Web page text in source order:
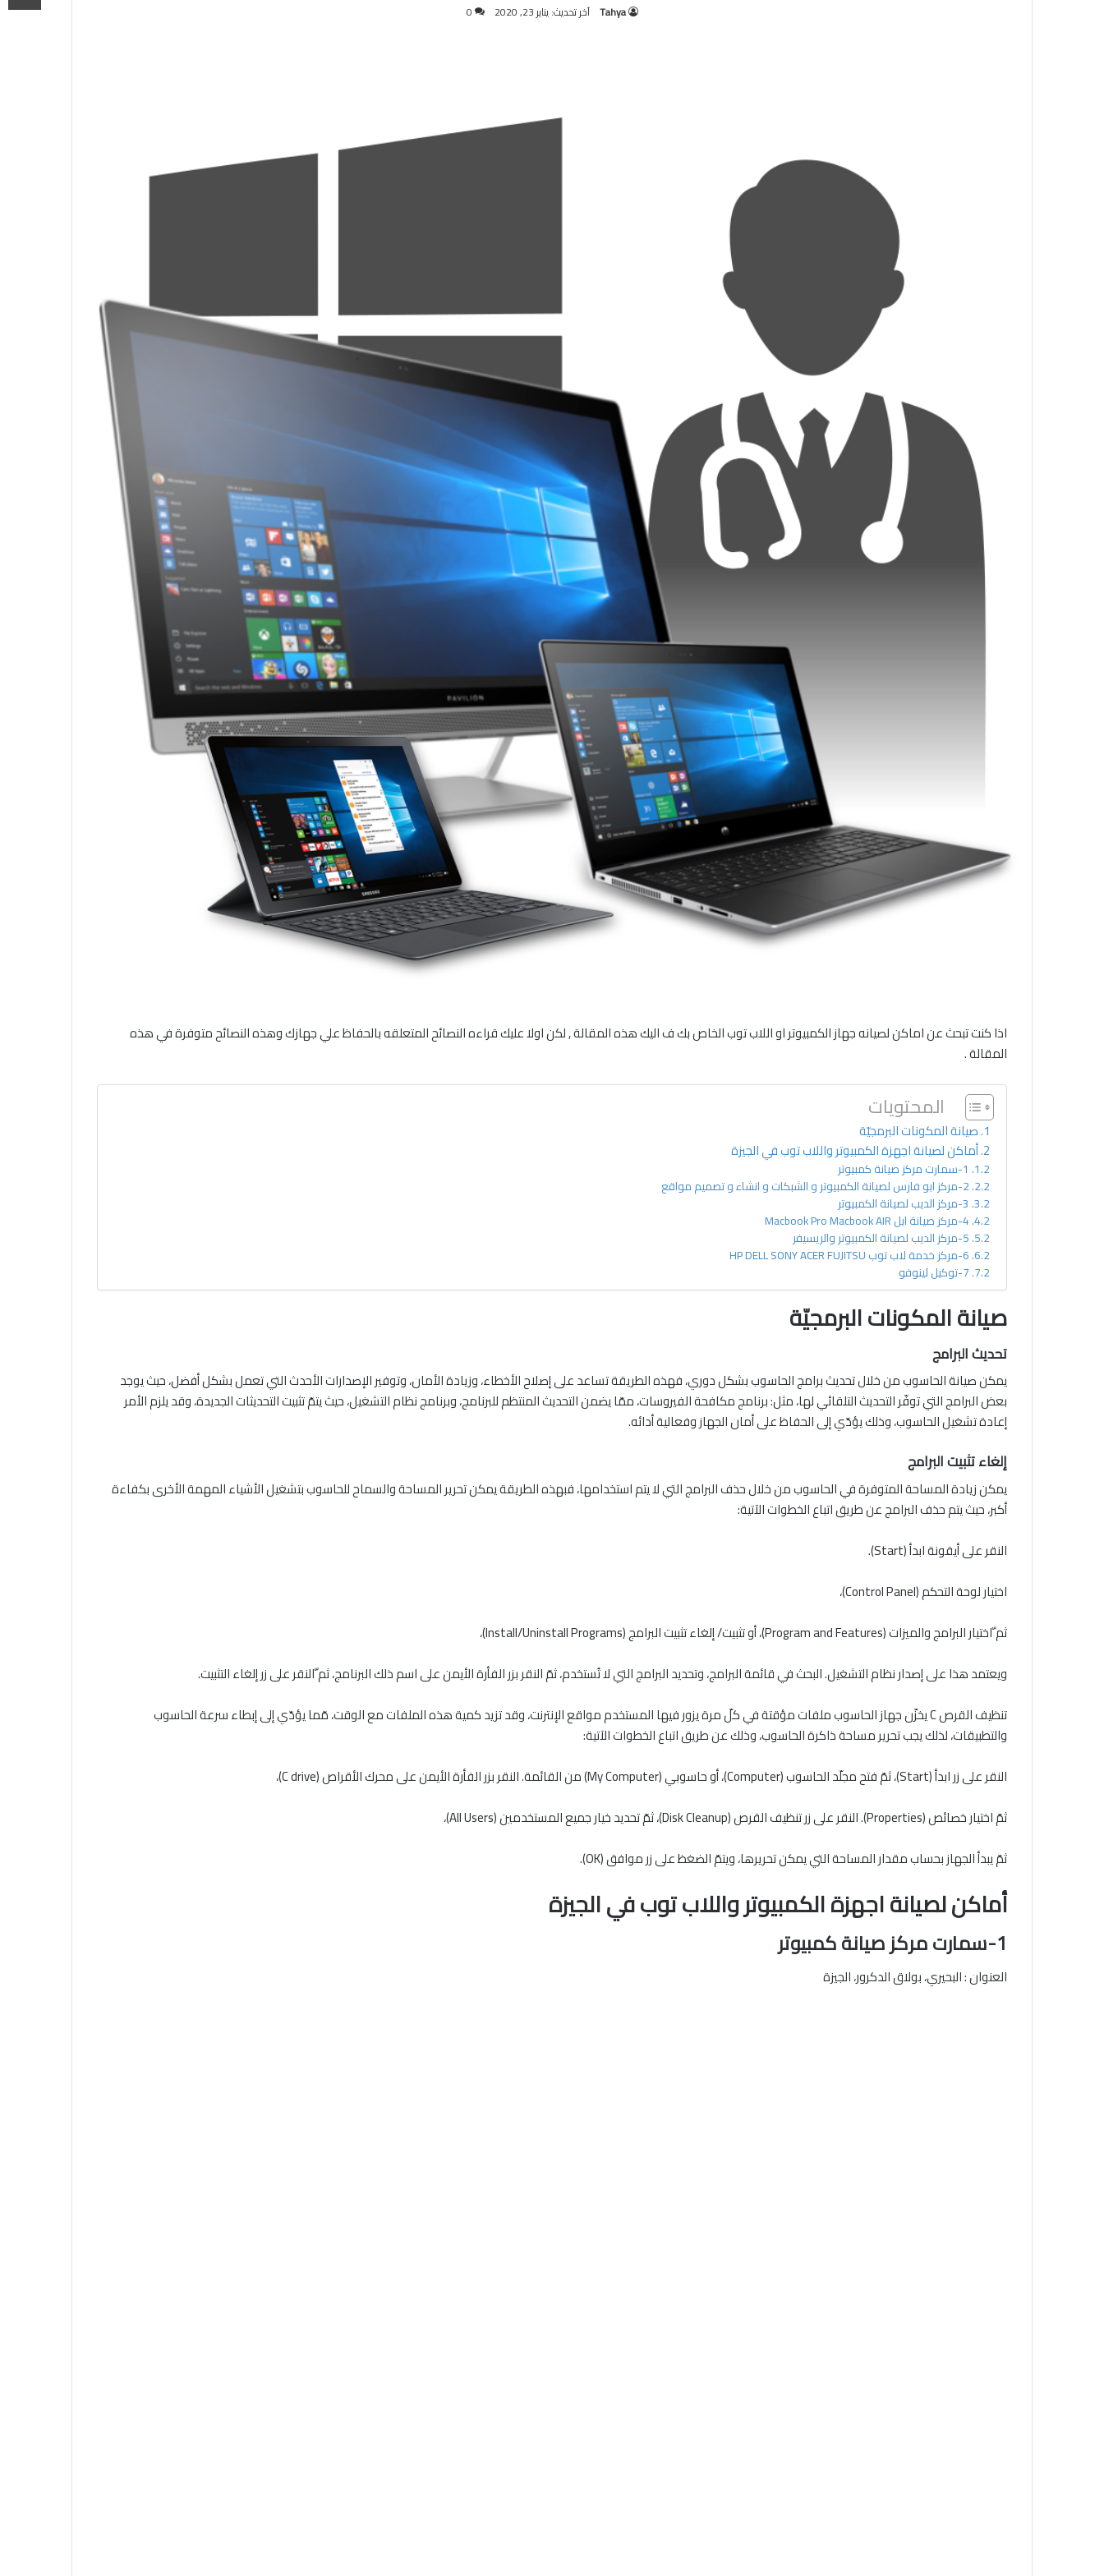
Tahya آخر تحديث: يناير 23, 2020 0
اذا كنت تبحث عن اماكن لصيانه جهاز الكمبيوتر او اللاب توب الخاص بك ف اليك هذه المقالة , لكن اولا عليك قراءه النصائح المتعلقه بالحفاظ علي جهازك وهذه النصائح متوفرة في هذه
المقالة .
المحتويات
صيانة المكونات البرمجيّة
أماكن لصيانة اجهزة الكمبيوتر واللاب توب في الجيزة
1-سمارت مركز صيانة كمبيوتر
2-مركز ابو فارس لصيانة الكمبيوتر و الشبكات و انشاء و تصميم مواقع
3-مركز الديب لصيانة الكمبيوتر
4-مركز صيانة ابل Macbook Pro Macbook AIR
5-مركز الديب لصيانة الكمبيوتر والريسيفر
6-مركز خدمة لاب توب HP DELL SONY ACER FUJITSU
7-توكيل لينوفو
صيانة المكونات البرمجيّة
تحديث البرامج
يمكن صيانة الحاسوب من خلال تحديث برامج الحاسوب بشكل دوري، فهذه الطريقة تساعد على إصلاح الأخطاء، وزيادة الأمان، وتوفير الإصدارات الأحدث التي تعمل بشكل أفضل، حيث يوجد
بعض البرامج التي توفّر التحديث التلقائي لها، مثل: برنامج مكافحة الفيروسات، ممّا يضمن التحديث المنتظم للبرنامج، وبرنامج نظام التشغيل، حيث يتمّ تثبيت التحديثات الجديدة، وقد يلزم الأمر
إعادة تشغيل الحاسوب، وذلك يؤدّي إلى الحفاظ على أمان الجهاز وفعالية أدائه.
إلغاء تثبيت البرامج
يمكن زيادة المساحة المتوفرة في الحاسوب من خلال حذف البرامج التي لا يتم استخدامها، فبهذه الطريقة يمكن تحرير المساحة والسماح للحاسوب بتشغيل الأشياء المهمة الأخرى بكفاءة
أكبر، حيث يتم حذف البرامج عن طريق اتباع الخطوات الآتية:
النقر على أيقونة ابدأ (Start).
اختيار لوحة التحكم (Control Panel)،
ثم ّاختيار البرامج والميزات (Program and Features)، أو تثبيت/ إلغاء تثبيت البرامج (Install/Uninstall Programs)،
ويعتمد هذا على إصدار نظام التشغيل. البحث في قائمة البرامج، وتحديد البرامج التي لا تُستخدم، ثمّ النقر بزر الفأرة الأيمن على اسم ذلك البرنامج، ثم ّالنقر على زر إلغاء التثبيت.
تنظيف القرص C يخزّن جهاز الحاسوب ملفات مؤقتة في كلّ مرة يزور فيها المستخدم مواقع الإنترنت، وقد تزيد كمية هذه الملفات مع الوقت، مّما يؤدّي إلى إبطاء سرعة الحاسوب
والتطبيقات، لذلك يجب تحرير مساحة ذاكرة الحاسوب، وذلك عن طريق اتباع الخطوات الآتية:
النقر على زر ابدأ (Start)، ثمّ فتح مجلّد الحاسوب (Computer)، أو حاسوبي (My Computer) من القائمة. النقر بزر الفأرة الأيمن على محرك الأقراص (C drive)،
ثمّ اختيار خصائص (Properties). النقر على زر تنظيف القرص (Disk Cleanup)، ثمّ تحديد خيار جميع المستخدمين (All Users)،
ثمّ يبدأ الجهاز بحساب مقدار المساحة التي يمكن تحريرها، ويتمّ الضغظ على زر موافق (OK).
أماكن لصيانة اجهزة الكمبيوتر واللاب توب في الجيزة
1-سمارت مركز صيانة كمبيوتر
العنوان : البحيري، بولاق الدكرور، الجيزة